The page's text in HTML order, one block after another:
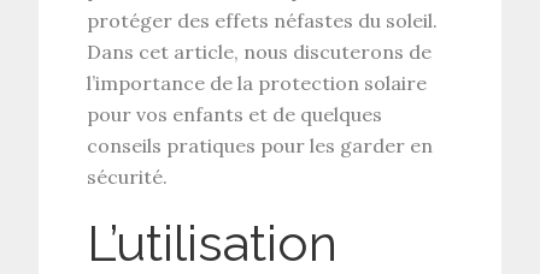
protéger des effets néfastes du soleil.
Dans cet article, nous discuterons de
l’importance de la protection solaire
pour vos enfants et de quelques
conseils pratiques pour les garder en
sécurité.
L’utilisation